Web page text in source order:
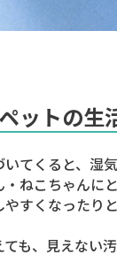
ットの生
てくると、湿
・ねこちゃんに
すくなったり
も、見えない